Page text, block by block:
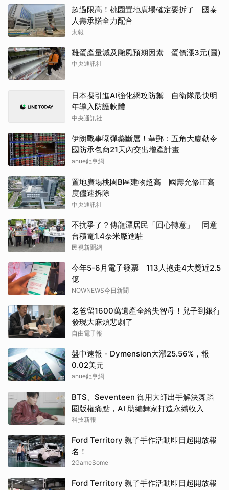
超過限高！桃園置地廣場確定要拆了 國泰
人壽承諾全力配合
太報
雞蛋產量減及颱風預期因素 蛋價漲3元(圖)
中央通訊社
日本擬引進AI強化網攻防禦 自衛隊最快明
年導入防護軟體
中央通訊社
伊朗戰事曝彈藥斷層！華郵：五角大廈勒令
國防承包商21天內交出增產計畫
anue鉅亨網
置地廣場桃園B區建物超高 國壽允修正高
度儘速拆除
中央通訊社
不抗爭了？傳龍潭居民「回心轉意」 同意
台積電1.4奈米廠進駐
民視新聞網
今年5-6月電子發票 113人抱走4大獎近2.5
億
NOWNEWS今日新聞
老爸留1600萬遺產全給失智母！兒子到銀行
發現大麻煩悲劇了
自由電子報
盤中速報 - Dymension大漲25.56%，報
0.02美元
anue鉅亨網
BTS、Seventeen 御用大師出手解決舞蹈
圈版權痛點，AI 助編舞家打造永續收入
科技新報
Ford Territory 親子手作活動即日起開放報
名！
2GameSome
Ford Territory 親子手作活動即日起開放報